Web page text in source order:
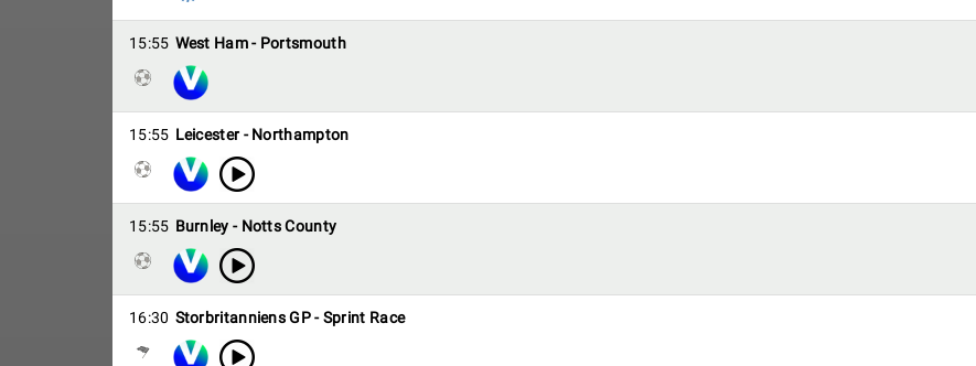
15:55 West Ham - Portsmouth
15:55 Leicester - Northampton
15:55 Burnley - Notts County
16:30 Storbritanniens GP - Sprint Race